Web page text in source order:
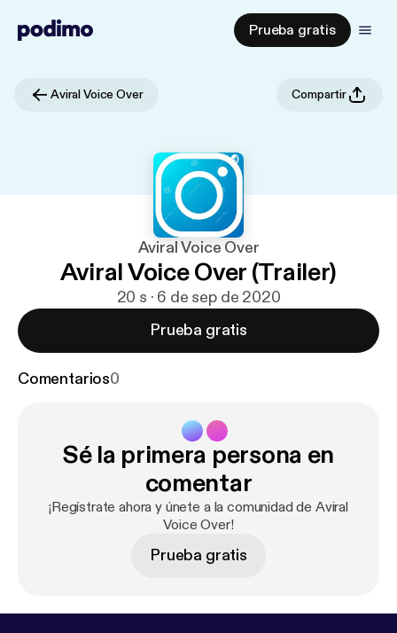
Prueba gratis
Aviral Voice Over Compartir
Aviral Voice Over
Aviral Voice Over (Trailer)
20 s · 6 de sep de 2020
Prueba gratis
Comentarios0
Sé la primera persona en
comentar
¡Regístrate ahora y únete a la comunidad de Aviral
Voice Over!
Prueba gratis